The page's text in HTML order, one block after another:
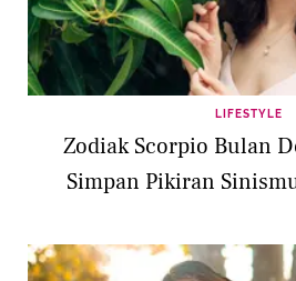
LIFESTYLE
Zodiak Scorpio Bulan
Simpan Pikiran